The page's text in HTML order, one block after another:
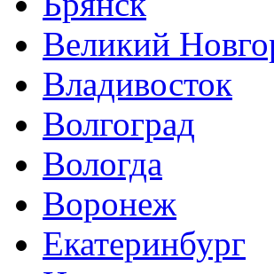
Великий
Владивосток
Волгоград
Вологда
Воронеж
Екатеринбург